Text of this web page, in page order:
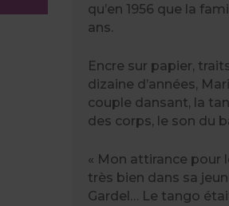
qu’en 1956 que la
ans.
Encre sur papier,
dizaine d’années,
couple dansant, la
des corps, le son du
« Mon attirance pour
très bien dans sa
Gardel… Le tango